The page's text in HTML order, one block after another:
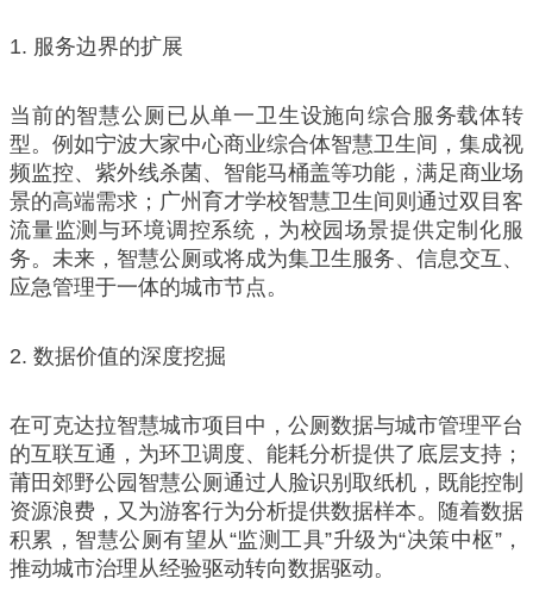
1. 服务边界的扩展
当前的智慧公厕已从单一卫生设施向综合服务载体转
型。例如宁波大家中心商业综合体智慧卫生间，集成视
频监控、紫外线杀菌、智能马桶盖等功能，满足商业场
景的高端需求；广州育才学校智慧卫生间则通过双目客
流量监测与环境调控系统，为校园场景提供定制化服
务。未来，智慧公厕或将成为集卫生服务、信息交互、
应急管理于一体的城市节点。
2. 数据价值的深度挖掘
在可克达拉智慧城市项目中，公厕数据与城市管理平台
的互联互通，为环卫调度、能耗分析提供了底层支持；
莆田郊野公园智慧公厕通过人脸识别取纸机，既能控制
资源浪费，又为游客行为分析提供数据样本。随着数据
积累，智慧公厕有望从“监测工具”升级为“决策中枢”，
推动城市治理从经验驱动转向数据驱动。